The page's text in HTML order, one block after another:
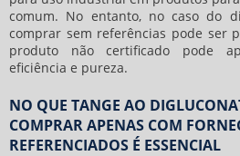
comum. No entanto, no caso do
comprar sem referências pode ser
produto não certificado pode
eficiência e pureza.
NO QUE TANGE AO
COMPRAR APENAS COM
REFERENCIADOS É ESSENCIAL